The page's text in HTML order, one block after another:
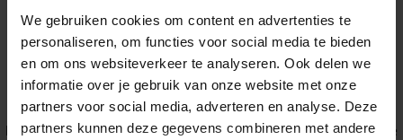
We gebruiken cookies om content en advertenties te
personaliseren, om functies voor social media te bieden
en om ons websiteverkeer te analyseren. Ook delen we
informatie over je gebruik van onze website met onze
partners voor social media, adverteren en analyse. Deze
partners kunnen deze gegevens combineren met andere
Application error: a client-side exception has occurred while
loadingwww.voordeeluitjes.nl (see the browser console for more